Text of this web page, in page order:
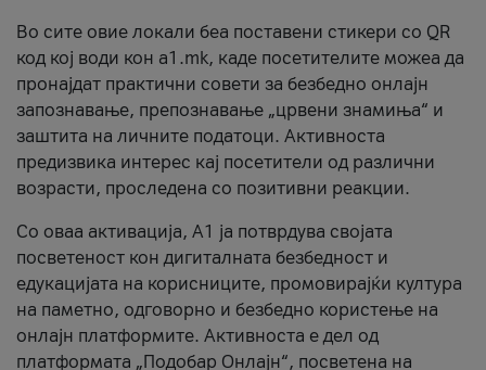
Во сите овие локали беа поставени стикери со QR
код кој води кон a1.mk, каде посетителите можеа да
пронајдат практични совети за безбедно онлајн
запознавање, препознавање „црвени знамиња“ и
заштита на личните податоци. Активноста
предизвика интерес кај посетители од различни
возрасти, проследена со позитивни реакции.
Со оваа активација, А1 ја потврдува својата
посветеност кон дигиталната безбедност и
едукацијата на корисниците, промовирајќи култура
на паметно, одговорно и безбедно користење на
онлајн платформите. Активноста е дел од
платформата „Подобар Онлајн“, посветена на